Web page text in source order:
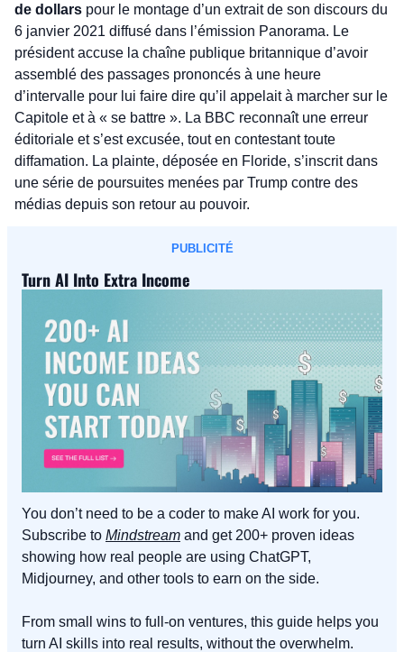
de dollars pour le montage d’un extrait de son discours du
6 janvier 2021 diffusé dans l’émission Panorama. Le
président accuse la chaîne publique britannique d’avoir
assemblé des passages prononcés à une heure
d’intervalle pour lui faire dire qu’il appelait à marcher sur le
Capitole et à « se battre ». La BBC reconnaît une erreur
éditoriale et s’est excusée, tout en contestant toute
diffamation. La plainte, déposée en Floride, s’inscrit dans
une série de poursuites menées par Trump contre des
médias depuis son retour au pouvoir.
PUBLICITÉ
Turn AI Into Extra Income
You don’t need to be a coder to make AI work for you.
Subscribe to Mindstream and get 200+ proven ideas
showing how real people are using ChatGPT,
Midjourney, and other tools to earn on the side.
From small wins to full-on ventures, this guide helps you
turn AI skills into real results, without the overwhelm.